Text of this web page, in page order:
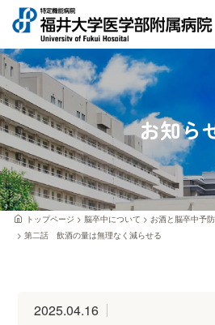
お知ら
トップページ 脳卒中について
お酒と脳卒中予防
第二話 飲酒の量は無理なく減らせる
2025.04.16